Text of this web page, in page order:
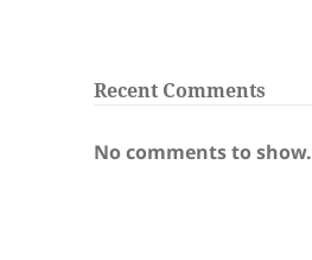
Recent Comments
No comments to show.